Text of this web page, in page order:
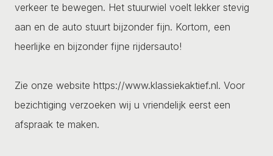
verkeer te bewegen. Het stuurwiel voelt lekker stevig
aan en de auto stuurt bijzonder fijn. Kortom, een
heerlijke en bijzonder fijne rijdersauto!
Zie onze website https://www.klassiekaktief.nl. Voor
bezichtiging verzoeken wij u vriendelijk eerst een
afspraak te maken.